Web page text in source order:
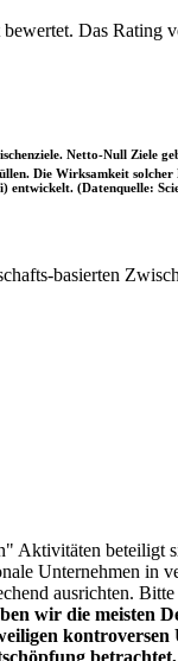
Das Rating
Netto-Null Ziele
Die Wirksamkeit
entwickelt. (Datenquelle:
basierten
Aktivitäten
Unternehmen in
ausrichten.
wir die meisten